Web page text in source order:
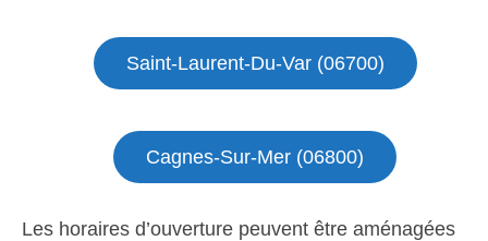
Saint-Laurent-Du-Var (06700)
Cagnes-Sur-Mer (06800)
Les horaires d’ouverture peuvent être aménagées